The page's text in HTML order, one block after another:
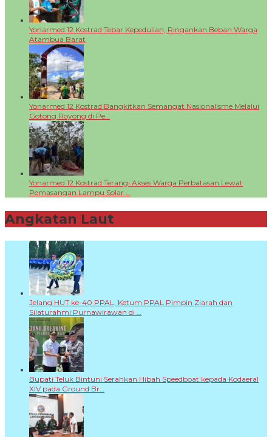
Yonarmed 12 Kostrad Tebar Kepedulian, Ringankan Beban Warga
Atambua Barat
Yonarmed 12 Kostrad Bangkitkan Semangat Nasionalisme Melalui
Gotong Royong di Pe…
Yonarmed 12 Kostrad Terangi Akses Warga Perbatasan Lewat
Pemasangan Lampu Solar …
Angkatan Laut
Jelang HUT ke-40 PPAL, Ketum PPAL Pimpin Ziarah dan
Silaturahmi Purnawirawan di …
Bupati Teluk Bintuni Serahkan Hibah Speedboat kepada Kodaeral
XIV pada Ground Br…